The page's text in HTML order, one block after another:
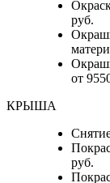
руб.
от
КРЫША
руб.